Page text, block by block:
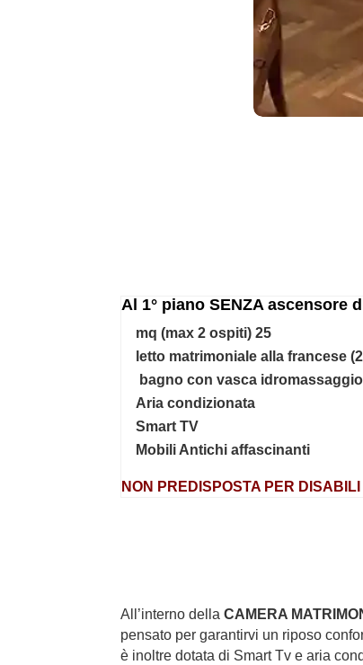
Al 1° piano SENZA ascensore
25 mq
(max 2 ospiti)
Aria condizionata
Smart TV
Mobili Antichi affascinanti
NON PREDISPOSTA PER DISABILI
All’interno dellaCAMERA
pensato per garantirvi un riposo
è inoltre dotata di Smart Tv e aria